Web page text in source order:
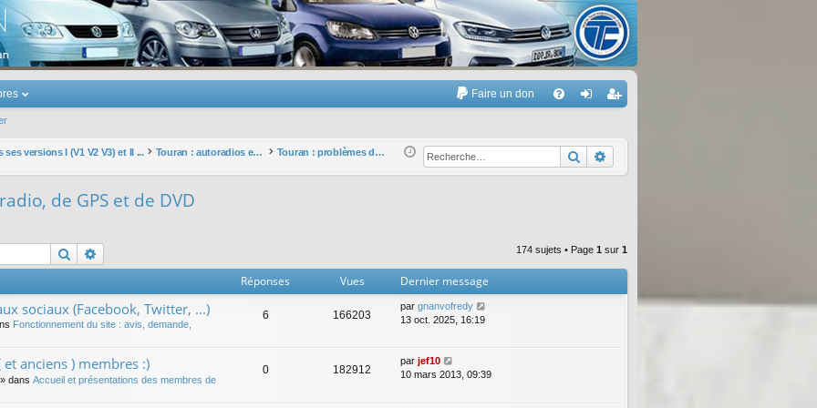
Touran
Faire un don
Q ne
xi
nr
eg
r
versions I (V1 V2 V3) et II ... Touran : autoradios et GPS Touran : problèmes d'autoradio, de GPS et de DVD Rechercher
de GPS et de DVD
Rechercher 174 sujets • Page 1 sur 1
Réponses Vues Dernier message
sociaux (Facebook, Twitter, ...)
Fonctionnement du site : avis, demande,
6 166203
par gnanvofredy
13 oct. 2025, 16:19
anciens ) membres :)
» dans Accueil et présentations des membres de
0 182912
par jef10
10 mars 2013, 09:39